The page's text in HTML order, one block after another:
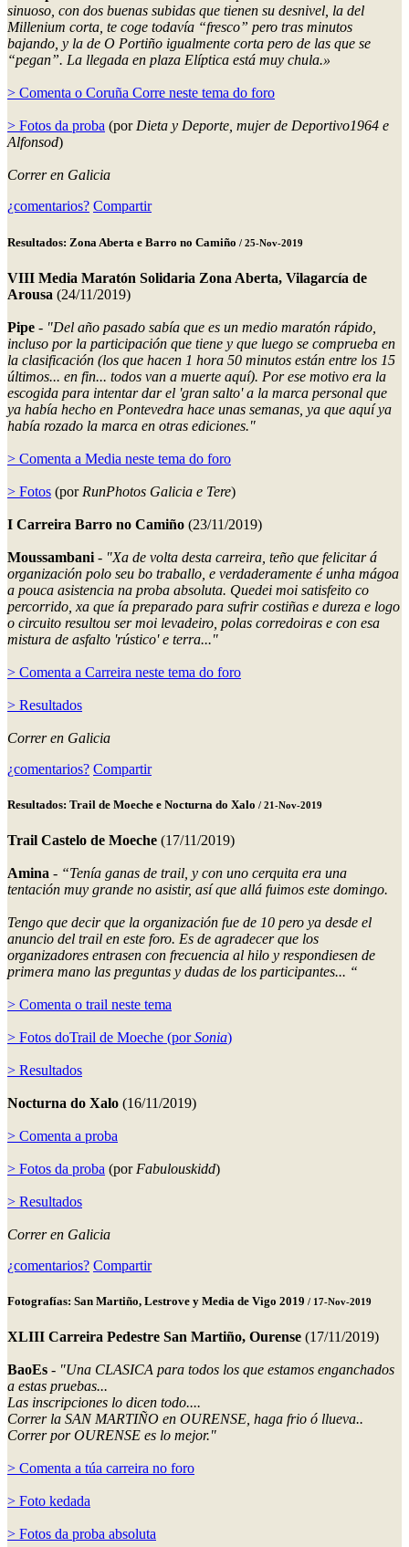
sinuoso, con dos buenas subidas que tienen su desnivel, la del
Millenium corta, te coge todavía “fresco” pero tras minutos
bajando, y la de O Portiño igualmente corta pero de las que se
“pegan”. La llegada en plaza Elíptica está muy chula.»
> Comenta o Coruña Corre neste tema do foro
> Fotos da proba (porDieta y Deporte, mujer de Deportivo1964 e
Alfonsod)
Correr en Galicia
¿comentarios? Compartir
Resultados: Zona Aberta e Barro no Camiño / 25-Nov-2019
VIII Media Maratón Solidaria Zona Aberta, Vilagarcía de
Arousa (24/11/2019)
Pipe - "Del año pasado sabía que es un medio maratón rápido,
incluso por la participación que tiene y que luego se comprueba en
la clasificación (los que hacen 1 hora 50 minutos están entre los 15
últimos... en fin... todos van a muerte aquí). Por ese motivo era la
escogida para intentar dar el 'gran salto' a la marca personal que
ya había hecho en Pontevedra hace unas semanas, ya que aquí ya
había rozado la marca en otras ediciones."
> Comenta a Media neste tema do foro
> Fotos (por RunPhotos Galicia e Tere)
I Carreira Barro no Camiño (23/11/2019)
Moussambani - "Xa de volta desta carreira, teño que felicitar á
organización polo seu bo traballo, e verdaderamente é unha mágoa
a pouca asistencia na proba absoluta. Quedei moi satisfeito co
percorrido, xa que ía preparado para sufrir costiñas e dureza e logo
o circuito resultou ser moi levadeiro, polas corredoiras e con esa
mistura de asfalto 'rústico' e terra..."
> Comenta a Carreira neste tema do foro
> Resultados
Correr en Galicia
¿comentarios? Compartir
Resultados: Trail de Moeche e Nocturna do Xalo / 21-Nov-2019
Trail Castelo de Moeche (17/11/2019)
Amina - “Tenía ganas de trail, y con uno cerquita era una
tentación muy grande no asistir, así que allá fuimos este domingo.
Tengo que decir que la organización fue de 10 pero ya desde el
anuncio del trail en este foro. Es de agradecer que los
organizadores entrasen con frecuencia al hilo y respondiesen de
primera mano las preguntas y dudas de los participantes... “
> Comenta o trail neste tema
> Fotos doTrail de Moeche (porSonia)
> Resultados
Nocturna do Xalo (16/11/2019)
> Comenta a proba
> Fotos da proba (por Fabulouskidd)
> Resultados
Correr en Galicia
¿comentarios? Compartir
Fotografías: San Martiño, Lestrove y Media de Vigo 2019 / 17-Nov-2019
XLIII Carreira Pedestre San Martiño, Ourense (17/11/2019)
BaoEs - "Una CLASICA para todos los que estamos enganchados
a estas pruebas...
Las inscripciones lo dicen todo....
Correr la SAN MARTIÑO en OURENSE, haga frio ó llueva..
Correr por OURENSE es lo mejor."
> Comenta a túa carreira no foro
> Foto kedada
> Fotos da proba absoluta